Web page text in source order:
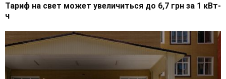
Тариф на свет может увеличиться до 6,7 грн за 1 кВт-
ч